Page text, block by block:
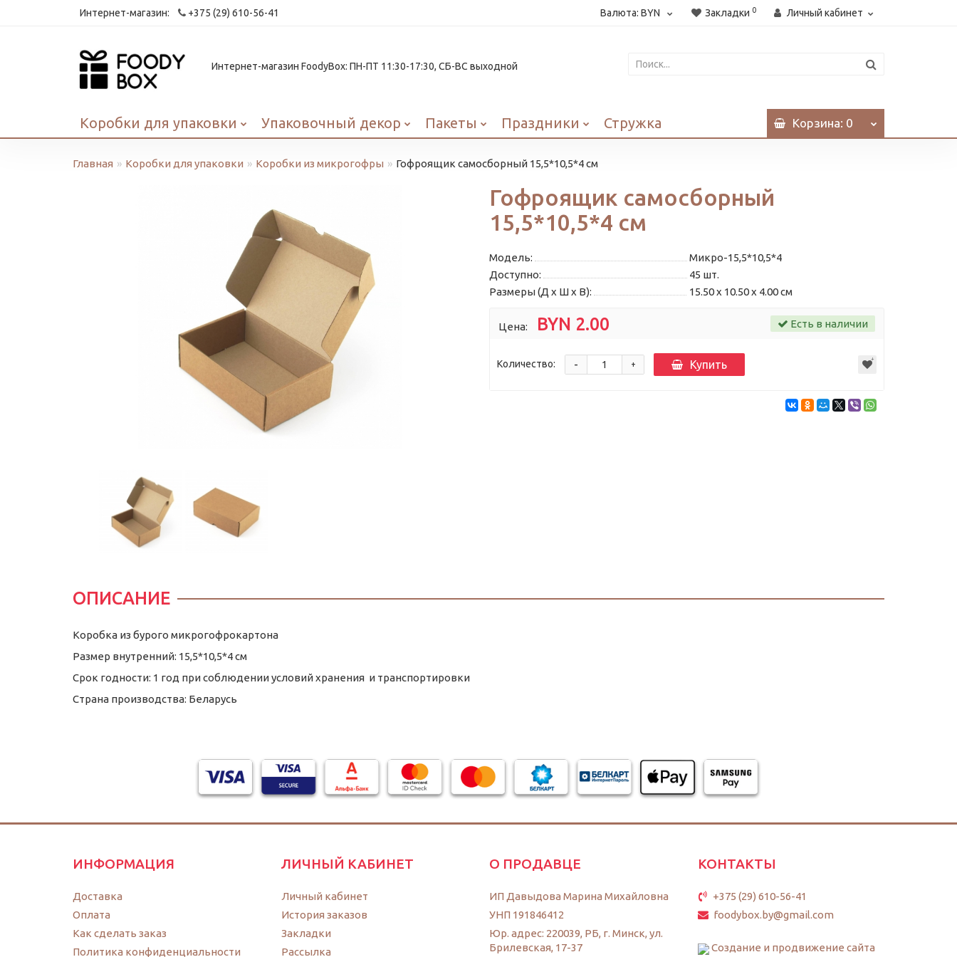
Интернет-магазин: +375 (29) 610-56-41 Валюта: BYN Закладки 0 Личный кабинет
Интернет-магазин FoodyBox: ПН-ПТ 11:30-17:30, СБ-ВС выходной
Коробки для упаковки Упаковочный декор Пакеты Праздники Стружка Корзина: 0
Главная Коробки для упаковки Коробки из микрогофры Гофроящик самосборный 15,5*10,5*4 см
Гофроящик самосборный
15,5*10,5*4 см
Модель:
Микро-15,5*10,5*4
Доступно:
45 шт.
Размеры (Д x Ш x В):
15.50 x 10.50 x 4.00 см
Цена: BYN 2.00 Есть в наличии
Количество: +
- Купить
ОПИСАНИЕ
Коробка из бурого микрогофрокартона
Размер внутренний: 15,5*10,5*4 см
Срок годности: 1 год при соблюдении условий хранения и транспортировки
Страна производства: Беларусь
ИНФОРМАЦИЯ
Доставка
Оплата
Как сделать заказ
Политика конфиденциальности
ЛИЧНЫЙ КАБИНЕТ
Личный кабинет
История заказов
Закладки
Рассылка
О ПРОДАВЦЕ
ИП Давыдова Марина Михайловна
УНП 191846412
Юр. адрес: 220039, РБ, г. Минск, ул.
Брилевская, 17-37
КОНТАКТЫ
+375 (29) 610-56-41
foodybox.by@gmail.com
Создание и продвижение сайта